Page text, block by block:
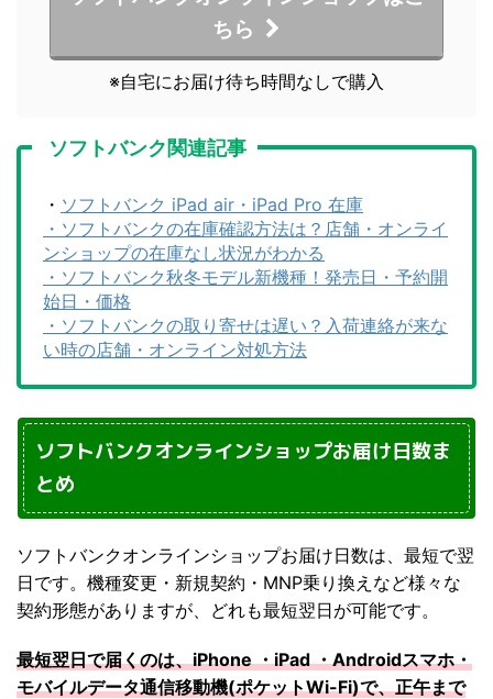
ちら
※自宅にお届け待ち時間なしで購入
ソフトバンク関連記事
・ ソフトバンク iPad air・iPad Pro 在庫
・ ソフトバンクの在庫確認方法は？店舗・オンライ
ンショップの在庫なし状況がわかる
・ ソフトバンク秋冬モデル新機種！発売日・予約開
始日・価格
・ ソフトバンクの取り寄せは遅い？入荷連絡が来な
い時の店舗・オンライン対処方法
ソフトバンクオンラインショップお届け日数ま
とめ
ソフトバンクオンラインショップお届け日数は、最短で翌
日です。機種変更・新規契約・MNP乗り換えなど様々な
契約形態がありますが、どれも最短翌日が可能です。
最短翌日で届くのは、iPhone ・iPad ・Androidスマホ・
モバイルデータ通信移動機(ポケットWi-Fi)で、正午まで